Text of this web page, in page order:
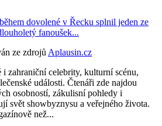
dovolené v Řecku splnil jeden ze
fanoušek...
ze zdrojů Aplausin.cz
i zahraniční celebrity, kulturní scénu,
události. Čtenáři zde najdou
osobností, zákulisní pohledy i
svět showbyznysu a veřejného života.
než...